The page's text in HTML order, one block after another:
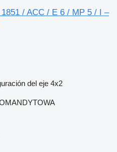
/ ACC / E 6 / MP 5 / I –
del eje 4x2